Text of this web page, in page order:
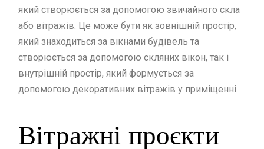
який створюється за допомогою звичайного скла
або вітражів. Це може бути як зовнішній простір,
який знаходиться за вікнами будівель та
створюється за допомогою скляних вікон, так і
внутрішній простір, який формується за
допомогою декоративних вітражів у приміщенні.
Вітражні проєкти